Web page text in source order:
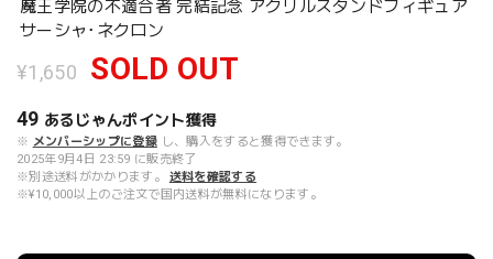
魔王学院の不適合者 完結記念 アクリルスタンドフィギュア
サーシャ･ネクロン
¥1,650 SOLD OUT
49 あるじゃんポイント獲得
※ メンバーシップに登録 し、購入をすると獲得できます。
2025年9月4日 23:59 に販売終了
※別途送料がかかります。
送料を確認する
※¥10,000以上のご注文で国内送料が無料になります。